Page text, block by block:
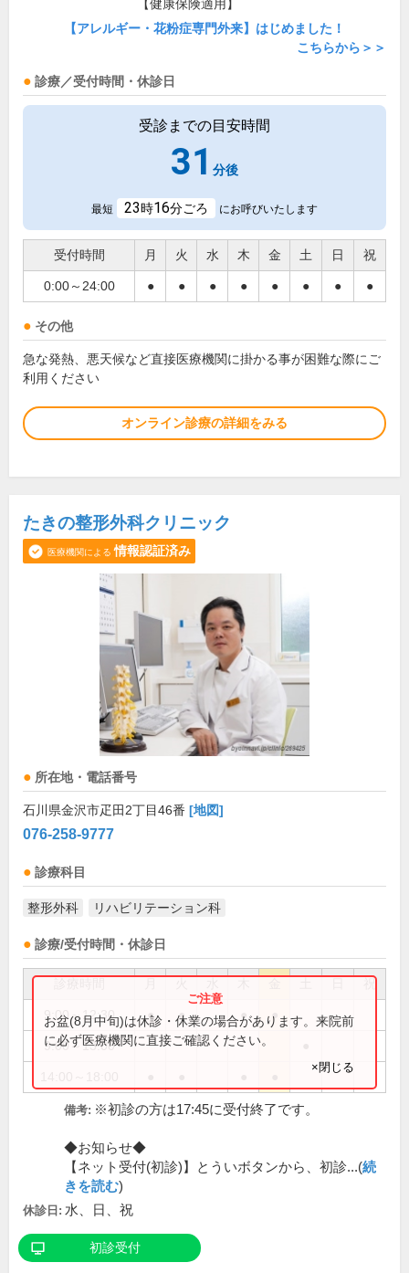
【健康保険適用】
【アレルギー・花粉症専門外来】はじめました！
こちらから＞＞
診療／受付時間・休診日
受診までの目安時間
31 分後
最短 23時16分ごろ にお呼びいたします
受付時間 月 火 水 木 金 土 日 祝
0:00～24:00 ● ● ● ● ● ● ● ●
その他
急な発熱、悪天候など直接医療機関に掛かる事が困難な際にご
利用ください
オンライン診療の詳細をみる
たきの整形外科クリニック
医療機関による 情報認証済み
所在地・電話番号
石川県金沢市疋田2丁目46番 [地図]
076-258-9777
診療科目
整形外科 リハビリテーション科
診療/受付時間・休診日
祝
9:00～12:30 ● ● ● ●
9:00～13:00
お盆(8月中旬)は休診・休業の場合があります。来院前
に必ず医療機関に直接ご確認ください。
×閉じる
備考: ※初診の方は17:45に受付終了です。
◆お知らせ◆
【ネット受付(初診)】とういボタンから、初診...(続
きを読む)
休診日: 水、日、祝
初診受付